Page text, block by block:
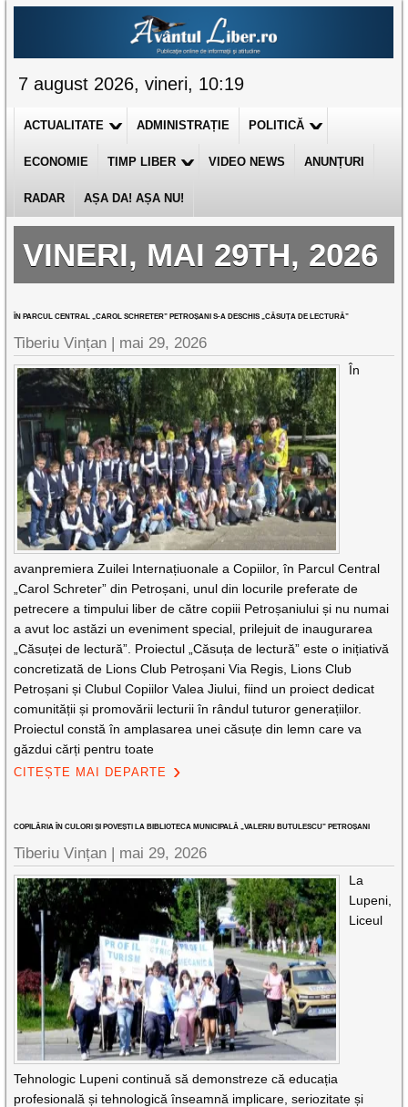
7 august 2026, vineri, 10:19
ACTUALITATE ADMINISTRAȚIE POLITICĂ
ECONOMIE TIMP LIBER VIDEO NEWS ANUNȚURI
RADAR AȘA DA! AȘA NU!
VINERI, MAI 29TH, 2026
ÎN PARCUL CENTRAL „CAROL SCHRETER” PETROȘANI S-A DESCHIS „CĂSUȚA DE LECTURĂ”
Tiberiu Vințan | mai 29, 2026
În
avanpremiera Zuilei Internațiuonale a Copiilor, în Parcul Central
„Carol Schreter” din Petroșani, unul din locurile preferate de
petrecere a timpului liber de către copiii Petroșaniului și nu numai
a avut loc astăzi un eveniment special, prilejuit de inaugurarea
„Căsuței de lectură”. Proiectul „Căsuța de lectură” este o inițiativă
concretizată de Lions Club Petroșani Via Regis, Lions Club
Petroșani și Clubul Copiilor Valea Jiului, fiind un proiect dedicat
comunității și promovării lecturii în rândul tuturor generațiilor.
Proiectul constă în amplasarea unei căsuțe din lemn care va
găzdui cărți pentru toate
CITEȘTE MAI DEPARTE
COPILĂRIA ÎN CULORI ȘI POVEȘTI LA BIBLIOTECA MUNICIPALĂ „VALERIU BUTULESCU” PETROȘANI
Tiberiu Vințan | mai 29, 2026
La
Lupeni,
Liceul
Tehnologic Lupeni continuă să demonstreze că educația
profesională și tehnologică înseamnă implicare, seriozitate și